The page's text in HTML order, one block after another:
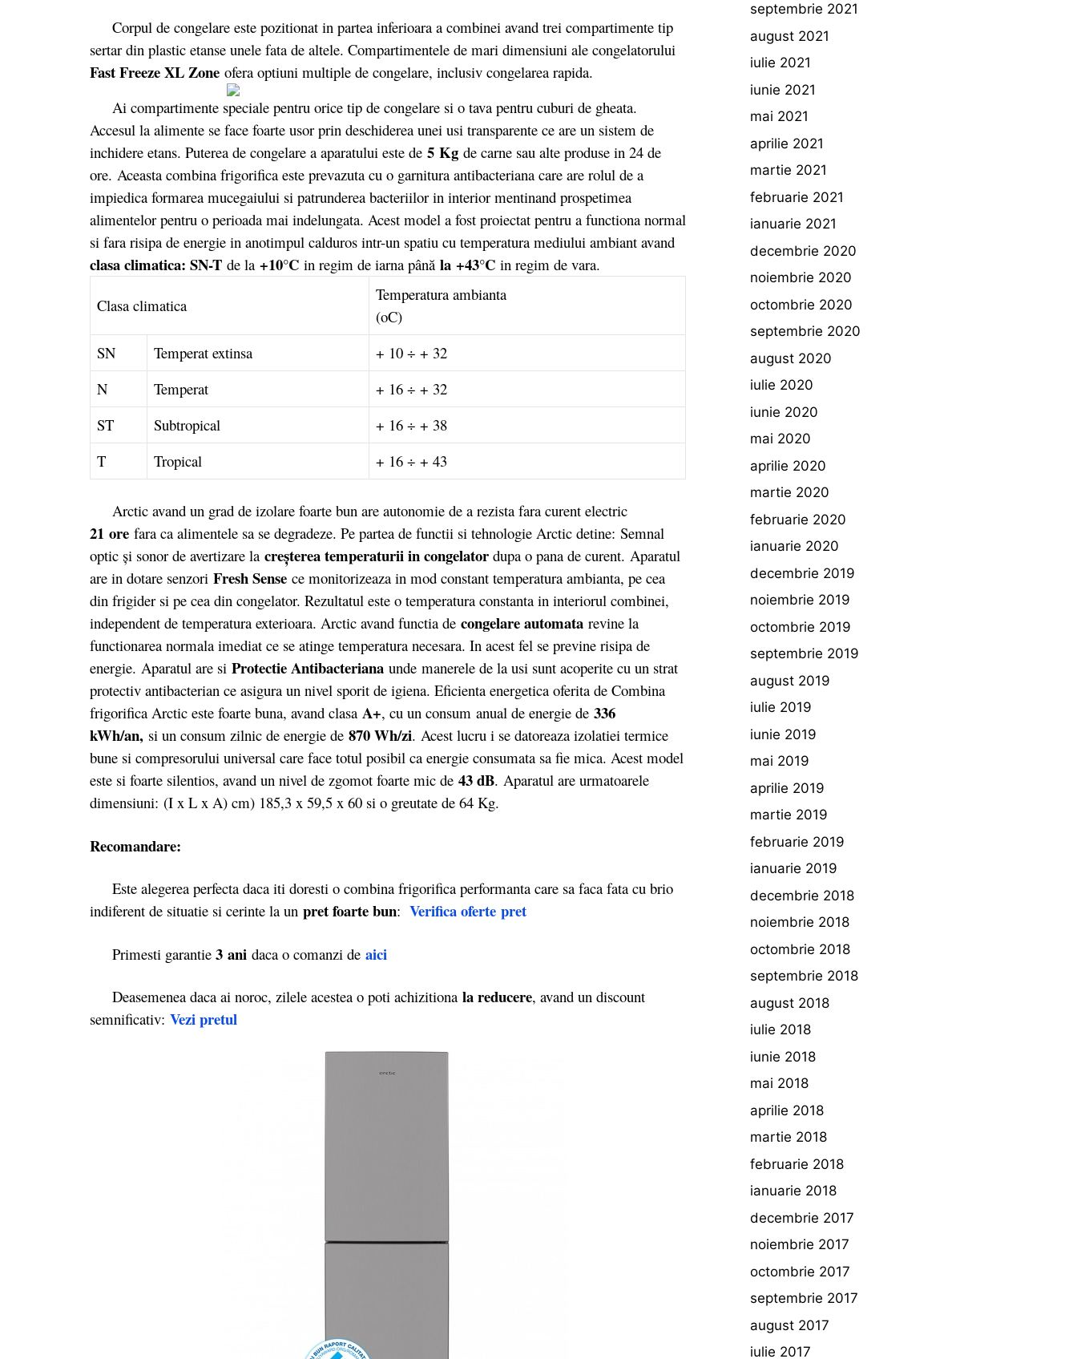
Corpul de congelare este pozitionat in partea inferioara a combinei avand trei compartimente tip
sertar din plastic etanse unele fata de altele. Compartimentele de mari dimensiuni ale congelatorului
Fast Freeze XL Zone ofera optiuni multiple de congelare, inclusiv congelarea rapida.
Ai compartimente speciale pentru orice tip de congelare si o tava pentru cuburi de gheata.
Accesul la alimente se face foarte usor prin deschiderea unei usi transparente ce are un sistem de
inchidere etans. Puterea de congelare a aparatului este de 5 Kg de carne sau alte produse in 24 de
ore. Aceasta combina frigorifica este prevazuta cu o garnitura antibacteriana care are rolul de a
impiedica formarea mucegaiului si patrunderea bacteriilor in interior mentinand prospetimea
alimentelor pentru o perioada mai indelungata. Acest model a fost proiectat pentru a functiona normal
si fara risipa de energie in anotimpul calduros intr-un spatiu cu temperatura mediului ambiant avand
clasa climatica: SN-T de la +10°C in regim de iarna până la +43°C in regim de vara.
Clasa climatica
Temperatura ambianta
(oC)
SN
Temperat extinsa
+ 10 ÷ + 32
N
Temperat
+ 16 ÷ + 32
ST
Subtropical
+ 16 ÷ + 38
T
Tropical + 16 ÷ + 43
Arctic avand un grad de izolare foarte bun are autonomie de a rezista fara curent electric
21 ore fara ca alimentele sa se degradeze. Pe partea de functii si tehnologie Arctic detine: Semnal
optic şi sonor de avertizare la creşterea temperaturii in congelator dupa o pana de curent. Aparatul
are in dotare senzori Fresh Sense ce monitorizeaza in mod constant temperatura ambianta, pe cea
din frigider si pe cea din congelator. Rezultatul este o temperatura constanta in interiorul combinei,
independent de temperatura exterioara. Arctic avand functia de congelare automata revine la
functionarea normala imediat ce se atinge temperatura necesara. In acest fel se previne risipa de
energie. Aparatul are si Protectie Antibacteriana unde manerele de la usi sunt acoperite cu un strat
protectiv antibacterian ce asigura un nivel sporit de igiena. Eficienta energetica oferita de Combina
frigorifica Arctic este foarte buna, avand clasa A+, cu un consum anual de energie de 336
kWh/an, si un consum zilnic de energie de 870 Wh/zi. Acest lucru i se datoreaza izolatiei termice
bune si compresorului universal care face totul posibil ca energie consumata sa fie mica. Acest model
este si foarte silentios, avand un nivel de zgomot foarte mic de 43 dB. Aparatul are urmatoarele
dimensiuni: (I x L x A) cm) 185,3 x 59,5 x 60 si o greutate de 64 Kg.
Recomandare:
Este alegerea perfecta daca iti doresti o combina frigorifica performanta care sa faca fata cu brio
indiferent de situatie si cerinte la un pret foarte bun: Verifica oferte pret
Primesti garantie 3 ani daca o comanzi de aici
Deasemenea daca ai noroc, zilele acestea o poti achizitiona la reducere, avand un discount
semnificativ: Vezi pretul
septembrie 2021
august 2021
iulie 2021
iunie 2021
mai 2021
aprilie 2021
martie 2021
februarie 2021
ianuarie 2021
decembrie 2020
noiembrie 2020
octombrie 2020
septembrie 2020
august 2020
iulie 2020
iunie 2020
mai 2020
aprilie 2020
martie 2020
februarie 2020
ianuarie 2020
decembrie 2019
noiembrie 2019
octombrie 2019
septembrie 2019
august 2019
iulie 2019
iunie 2019
mai 2019
aprilie 2019
martie 2019
februarie 2019
ianuarie 2019
decembrie 2018
noiembrie 2018
octombrie 2018
septembrie 2018
august 2018
iulie 2018
iunie 2018
mai 2018
aprilie 2018
martie 2018
februarie 2018
ianuarie 2018
decembrie 2017
noiembrie 2017
octombrie 2017
septembrie 2017
august 2017
iulie 2017